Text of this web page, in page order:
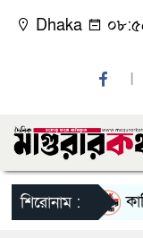
Dhaka
শিরোনাম :